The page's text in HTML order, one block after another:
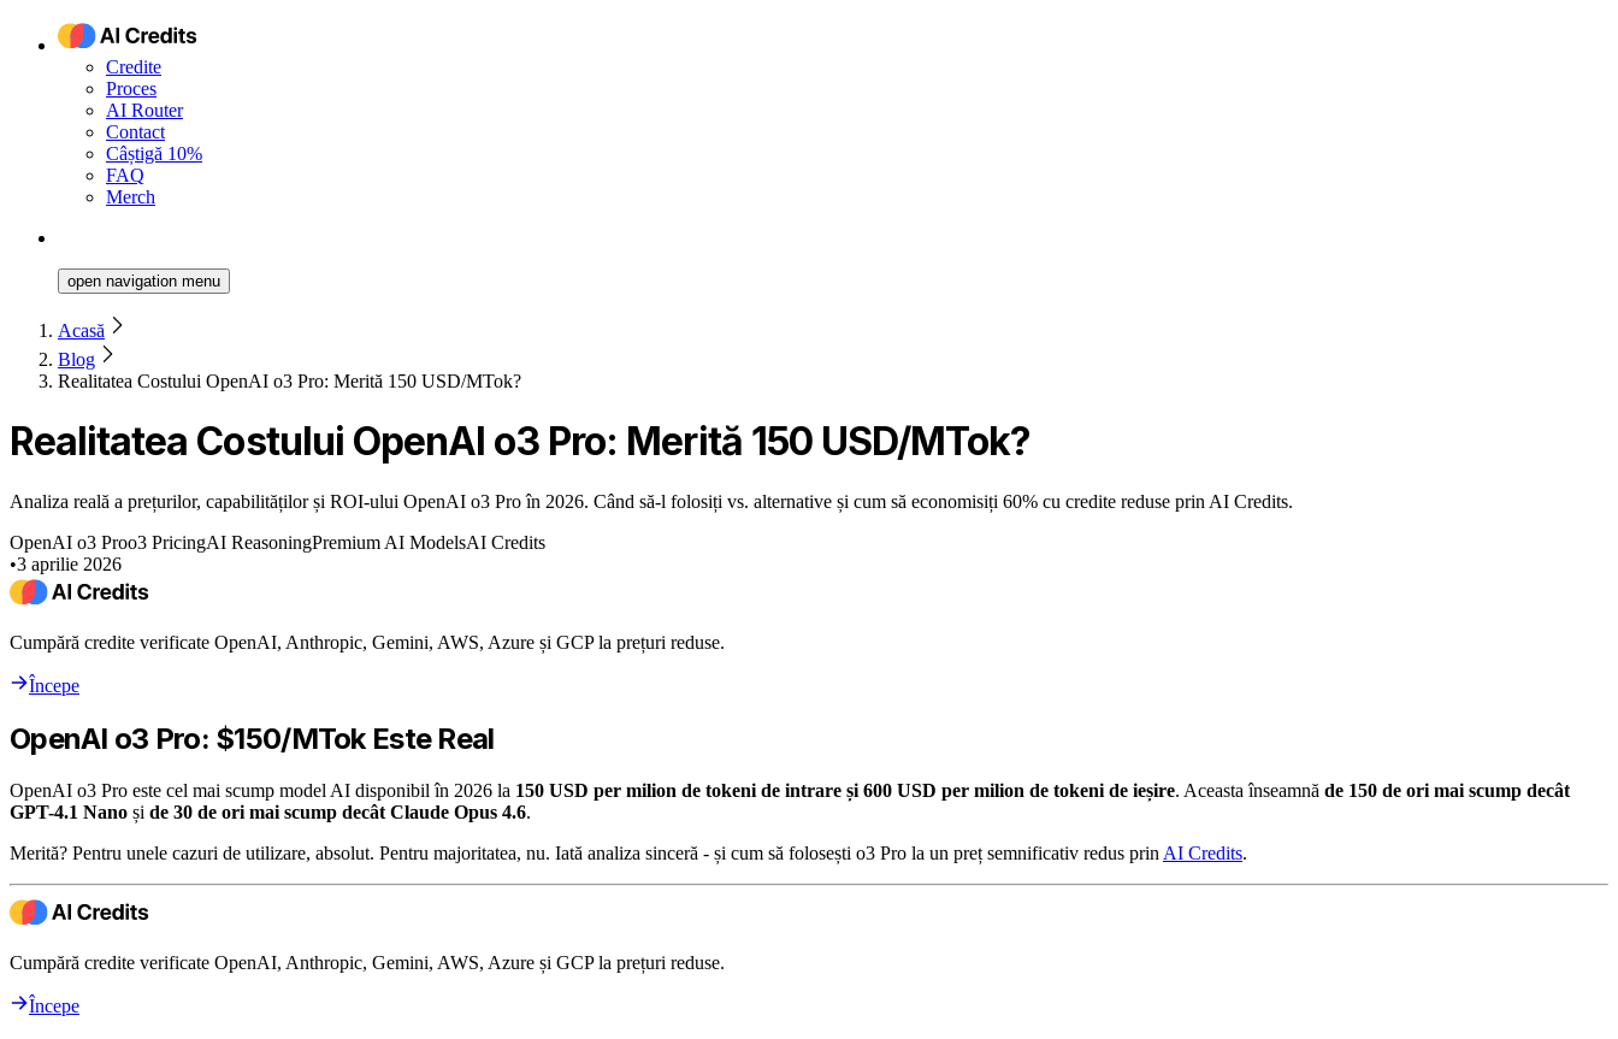
Credite
Proces
AI Router
Contact
Câștigă 10%
FAQ
Merch
open navigation menu
Acasă
Blog
Realitatea Costului OpenAI o3 Pro: Merită 150 USD/MTok?
Realitatea Costului OpenAI o3 Pro: Merită 150 USD/MTok?
Analiza reală a prețurilor, capabilităților și ROI-ului OpenAI o3 Pro în 2026. Când să-l folosiți vs. alternative și cum să economisiți 60% cu credite reduse prin AI Credits.
OpenAI o3 Proo3 PricingAI ReasoningPremium AI ModelsAI Credits
•3 aprilie 2026
Cumpără credite verificate OpenAI, Anthropic, Gemini, AWS, Azure și GCP la prețuri reduse.
Începe
OpenAI o3 Pro: $150/MTok Este Real
OpenAI o3 Pro este cel mai scump model AI disponibil în 2026 la 150 USD per milion de tokeni de intrare și 600 USD per milion de tokeni de ieșire. Aceasta înseamnă de 150 de ori mai scump decât
GPT-4.1 Nano și de 30 de ori mai scump decât Claude Opus 4.6.
Merită? Pentru unele cazuri de utilizare, absolut. Pentru majoritatea, nu. Iată analiza sinceră - și cum să folosești o3 Pro la un preț semnificativ redus prin AI Credits.
Cumpără credite verificate OpenAI, Anthropic, Gemini, AWS, Azure și GCP la prețuri reduse.
Începe